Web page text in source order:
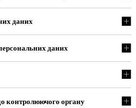
даних
даних
контролюючого органу